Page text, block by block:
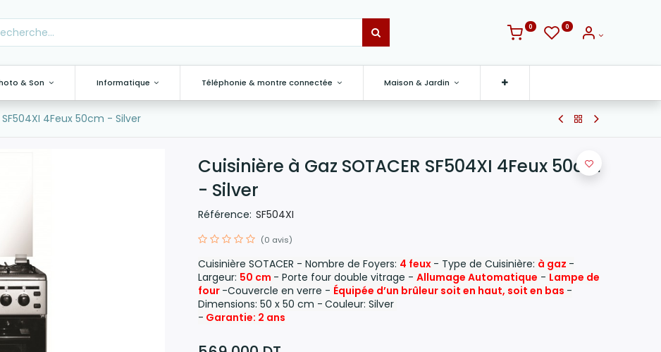
0 0
& Son Informatique Téléphonie & montre connectée Maison & Jardin
4Feux 50cm - Silver
Cuisinière à Gaz SOTACER SF504XI 4Feux 50cm
- Silver
Référence: SF504XI
(0 avis)
Cuisinière SOTACER - Nombre de Foyers: 4 feux - Type de Cuisinière: à gaz -
Largeur: 50 cm - Porte four double vitrage - Allumage Automatique - Lampe de
four -Couvercle en verre - Équipée d’un brûleur soit en haut, soit en bas -
Dimensions: 50 x 50 cm - Couleur: Silver
- Garantie: 2 ans